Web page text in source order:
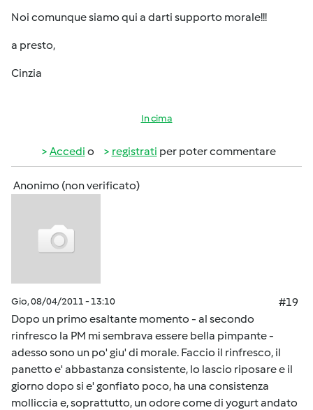
Noi comunque siamo qui a darti supporto morale!!!
a presto,
Cinzia
In cima
Accedi o registrati per poter commentare
Anonimo (non verificato)
Gio, 08/04/2011 - 13:10
#19
Dopo un primo esaltante momento - al secondo
rinfresco la PM mi sembrava essere bella pimpante -
adesso sono un po' giu' di morale. Faccio il rinfresco, il
panetto e' abbastanza consistente, lo lascio riposare e il
giorno dopo si e' gonfiato poco, ha una consistenza
molliccia e, soprattutto, un odore come di yogurt andato